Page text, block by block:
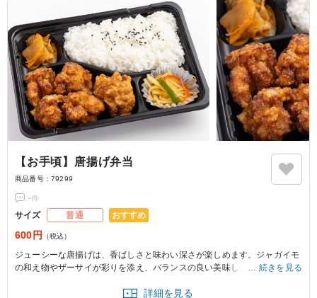
【お手頃】唐揚げ弁当
商品番号： 79299
-件
サイズ 普通 おすすめ
600円 （税込）
ジューシーな唐揚げは、香ばしさと味わい深さが楽しめます。ジャガイモ
の和え物やザーサイが彩りを添え、バランスの良い美味しさを堪能できま
続きを見る
詳細を見る